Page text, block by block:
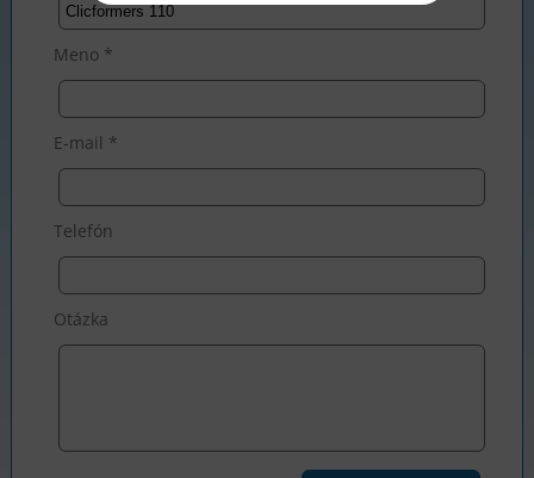
Meno *
E-mail *
Telefón
Otázka